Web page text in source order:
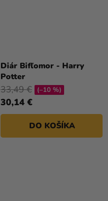
Diár Bifľomor - Harry
Potter
30,14 €
33,49 € (–10 %)
DO KOŠÍKA